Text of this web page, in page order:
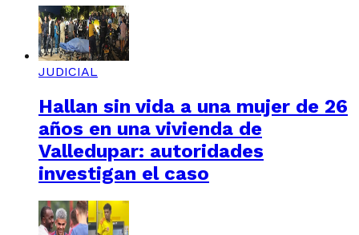
JUDICIAL
Hallan sin vida a una mujer de 26
años en una vivienda de
Valledupar: autoridades
investigan el caso